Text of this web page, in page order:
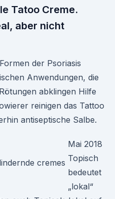
Tatoo Creme.
aber nicht
der Psoriasis
Anwendungen, die
abklingen Hilfe
reinigen das Tattoo
antiseptische Salbe.
Mai 2018
Topisch
bedeutet
„lokal“